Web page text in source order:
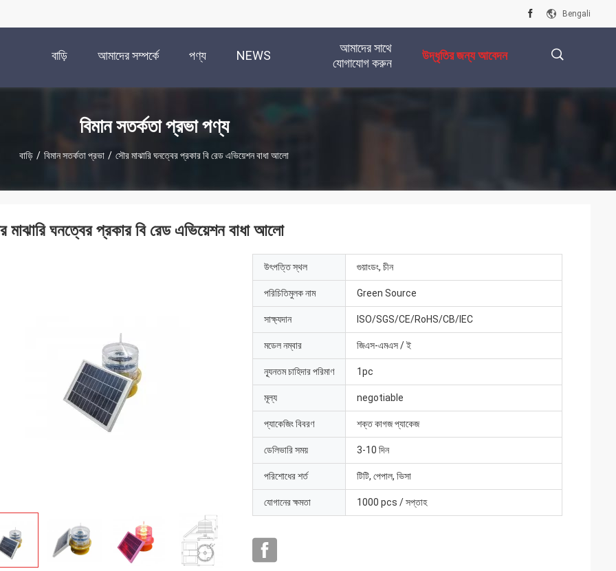
Bengali
বাড়ি আমাদের সম্পর্কে পণ্য NEWS
আমাদের সাথে
যোগাযোগ করুন
উদ্ধৃতির জন্য আবেদন
বিমান সতর্কতা প্রভা পণ্য
বাড়ি / বিমান সতর্কতা প্রভা / সৌর মাঝারি ঘনত্বের প্রকার বি রেড এভিয়েশন বাধা আলো
মাঝারি ঘনত্বের প্রকার বি রেড এভিয়েশন বাধা আলো
উৎপত্তি স্থল গুয়াংডং, চীন
পরিচিতিমুলক নাম Green Source
সাক্ষ্যদান ISO/SGS/CE/RoHS/CB/IEC
মডেল নম্বার জিএস-এমএস / ই
ন্যূনতম চাহিদার পরিমাণ 1pc
মূল্য negotiable
প্যাকেজিং বিবরণ শক্ত কাগজ প্যাকেজ
ডেলিভারি সময় 3-10 দিন
পরিশোধের শর্ত টিটি, পেপাল, ভিসা
যোগানের ক্ষমতা 1000 pcs / সপ্তাহ